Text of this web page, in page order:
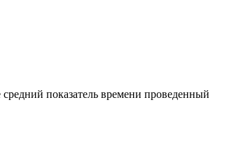
показатель времени проведенный